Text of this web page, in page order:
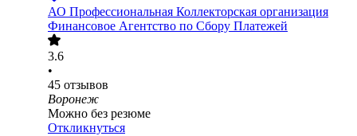
АО Профессиональная Коллекторская организация
Финансовое Агентство по Сбору Платежей
3.6
•
45 отзывов
Воронеж
Можно без резюме
Откликнуться